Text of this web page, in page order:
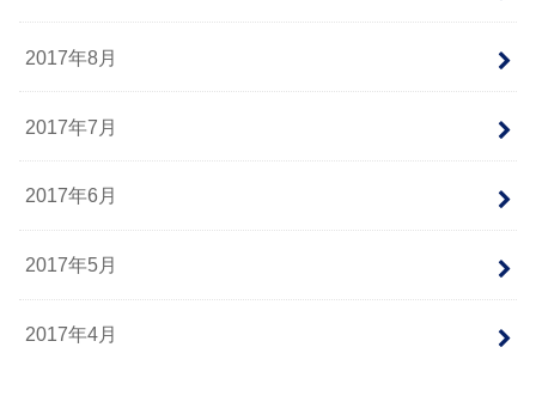
2017年8月
2017年7月
2017年6月
2017年5月
2017年4月